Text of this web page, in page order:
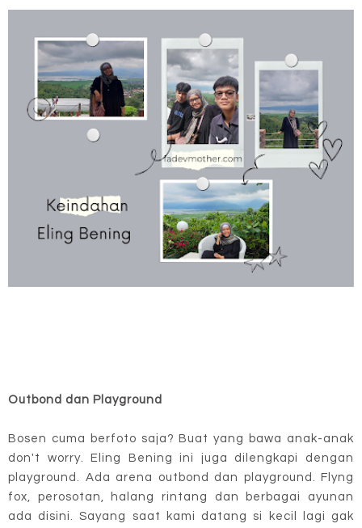
Outbond dan Playground
Bosen cuma berfoto saja? Buat yang bawa anak-anak
don't worry. Eling Bening ini juga dilengkapi dengan
playground. Ada arena outbond dan playground. Flyng
fox, perosotan, halang rintang dan berbagai ayunan
ada disini. Sayang saat kami datang si kecil lagi gak